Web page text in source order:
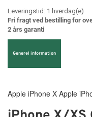
Leveringstid: 1 hverdag(e)
Fri fragt ved bestilling for
2 års garanti
Generel information
Apple iPhone X Apple